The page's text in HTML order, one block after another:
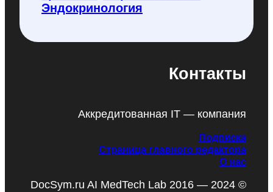
Эндокринология
Контакты
Аккредитованная IT — компания
Подписка
Страница главного редактора
О нас
DocSym.ru AI MedTech Lab 2016 — 2024 ©